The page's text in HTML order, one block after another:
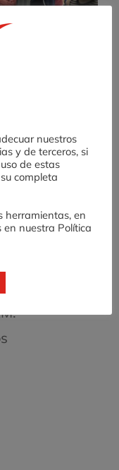
es
de
nuestros
y de terceros, si
de estas
completa
herramientas, en
en nuestra Política